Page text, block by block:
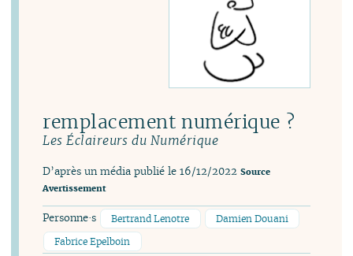
remplacement numérique ?
Les Éclaireurs du Numérique
D’après un média publié le 16/12/2022 Source
Avertissement
Personne·s Bertrand Lenotre
Damien Douani
Fabrice Epelboin